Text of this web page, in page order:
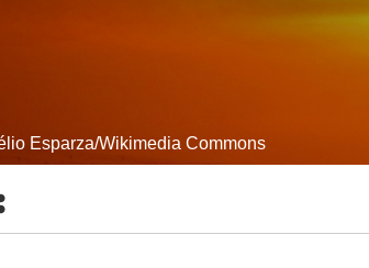
Esparza/Wikimedia Commons